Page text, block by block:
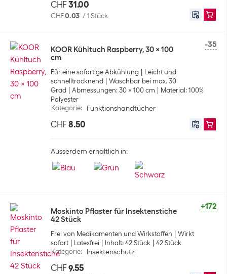
CHF 31.00
CHF0.03 /1 Stück
-35
KOOR Kühltuch Raspberry, 30 x 100
cm
Für eine sofortige Abkühlung
Leicht und
schnelltrocknend
Waschbar bei max. 30
Grad
Abmessungen: 30 x 100 cm
Material: 100%
Polyester
Kategorie: Funktionshandtücher
CHF 8.50
Ausserdem erhältlich in:
+172
Moskinto Pflaster für Insektenstiche
42 Stück
Frei von Medikamenten und Wirkstoffen
Wirkt
sofort
Latexfrei Inhalt: 42 Stück
42 Stück
Kategorie: Insektenschutz
CHF 9.55